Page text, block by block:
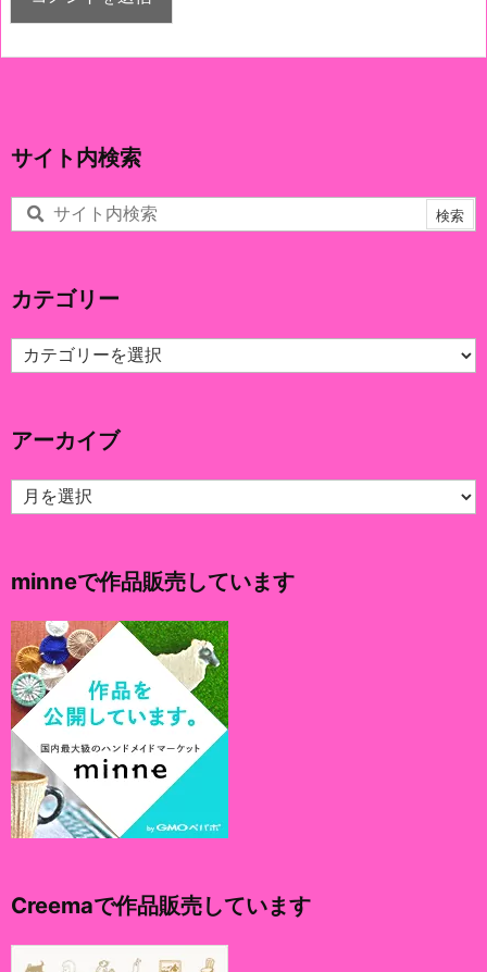
サイト内検索
カテゴリー
カ
テ
ー
アーカイブ
ア
ー
ブ
minneで作品販売しています
Creemaで作品販売しています